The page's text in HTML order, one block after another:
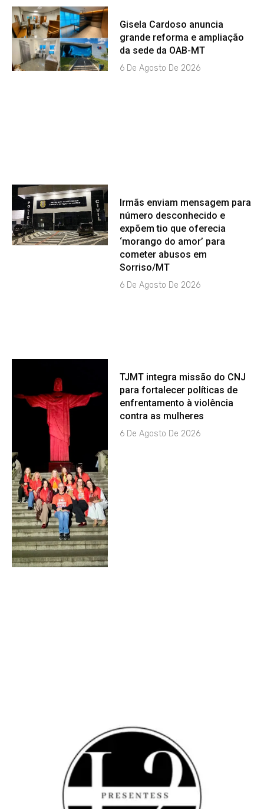
Gisela Cardoso anuncia
grande reforma e ampliação
da sede da OAB-MT
6 De Agosto De 2026
Irmãs enviam mensagem para
número desconhecido e
expõem tio que oferecia
‘morango do amor’ para
cometer abusos em
Sorriso/MT
6 De Agosto De 2026
TJMT integra missão do CNJ
para fortalecer políticas de
enfrentamento à violência
contra as mulheres
6 De Agosto De 2026